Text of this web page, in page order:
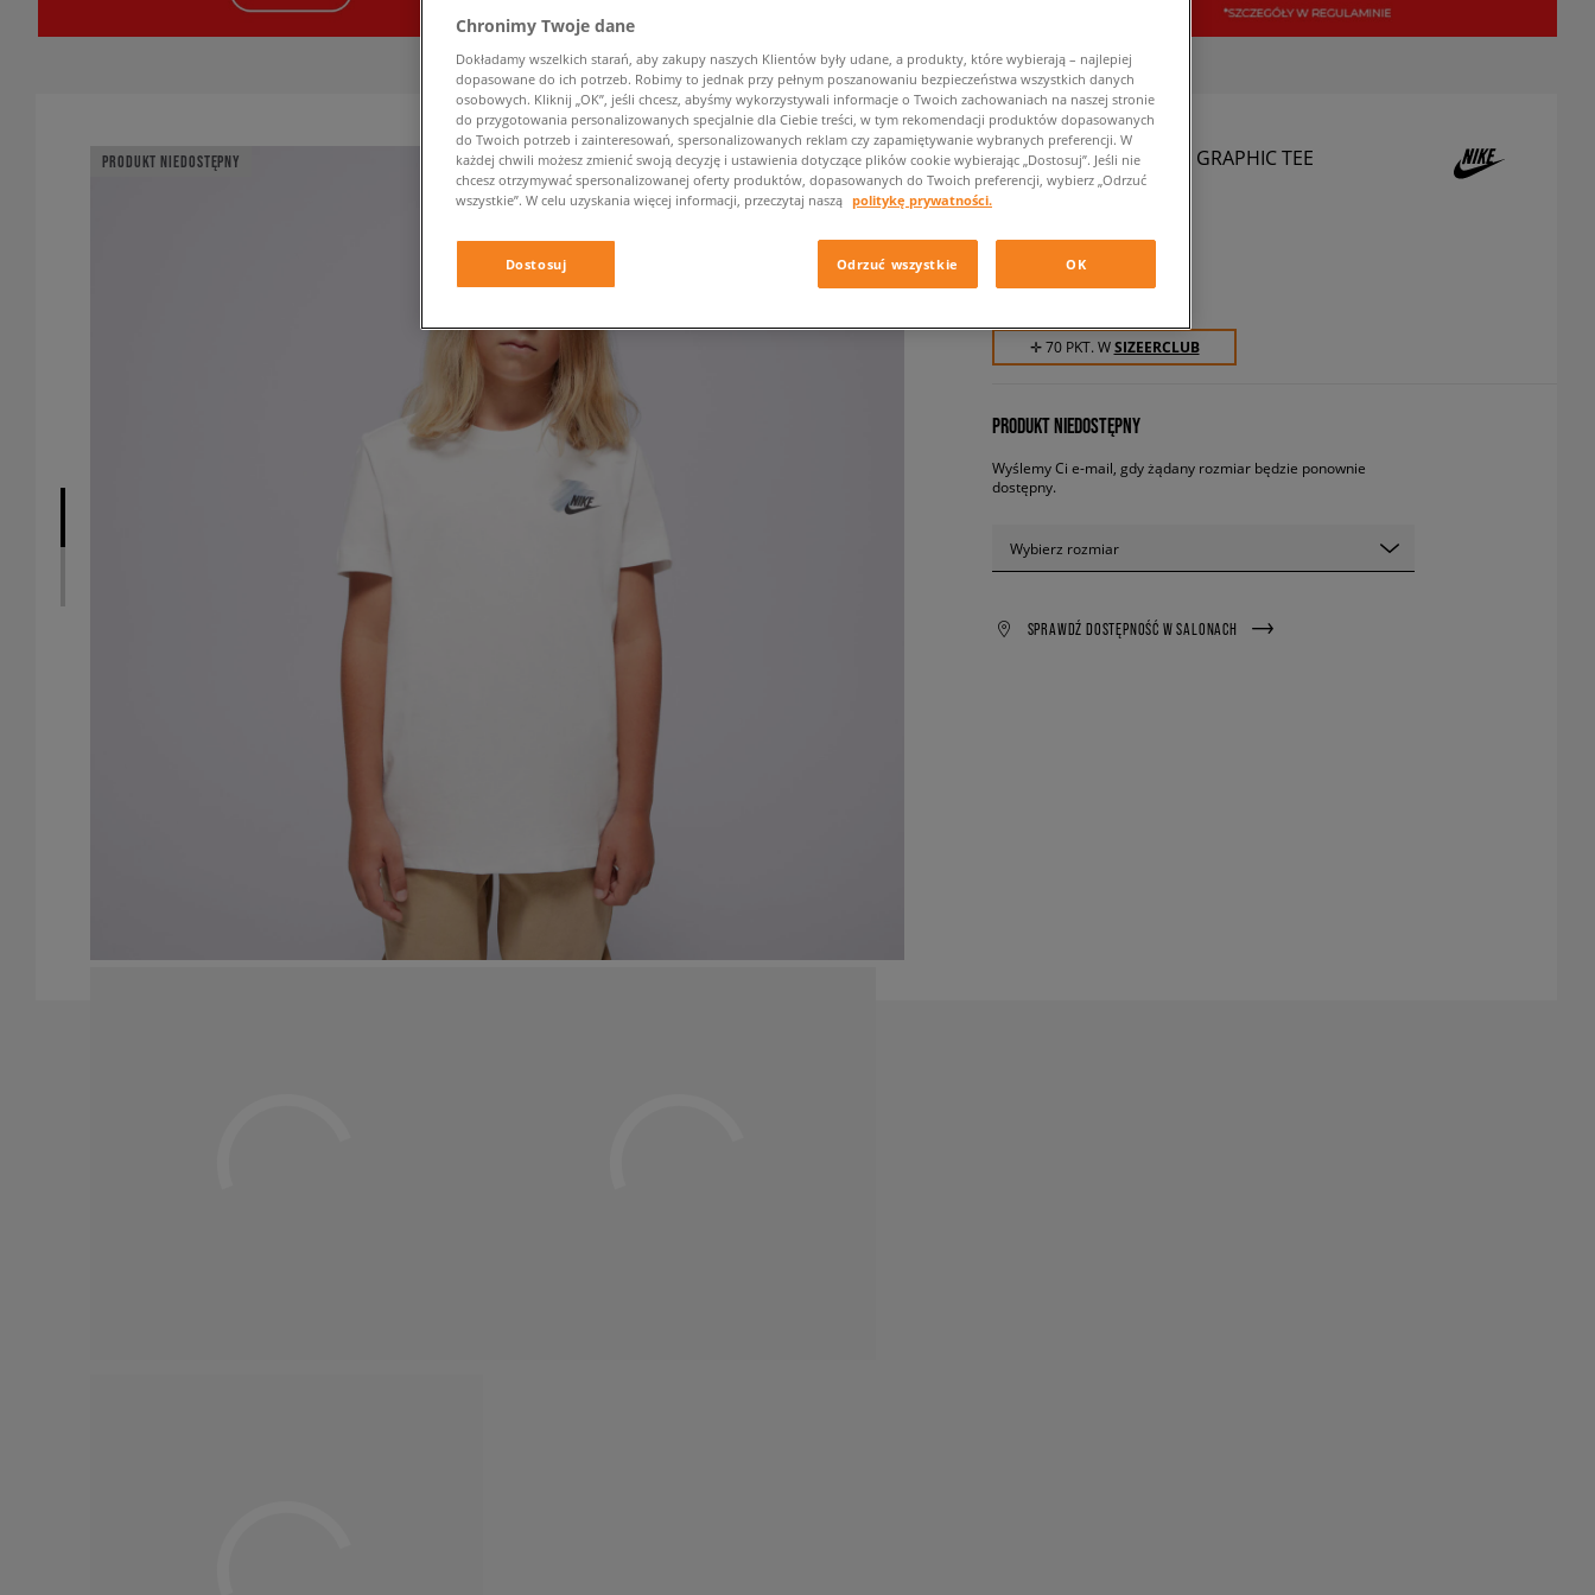
PRODUKT NIEDOSTĘPNY
NIKE T-SHIRT B NSW SI GRAPHIC TEE
BOY
69,99 zł
✛ 70 PKT. WSIZEERCLUB
PRODUKT NIEDOSTĘPNY
Wyślemy Ci e-mail, gdy żądany rozmiar będzie ponownie
dostępny.
Wybierz rozmiar
SPRAWDŹ DOSTĘPNOŚĆ W SALONACH
Chronimy Twoje dane
Dokładamy wszelkich starań, aby zakupy naszych Klientów były udane, a produkty, które wybierają – najlepiej
dopasowane do ich potrzeb. Robimy to jednak przy pełnym poszanowaniu bezpieczeństwa wszystkich danych
osobowych. Kliknij „OK”, jeśli chcesz, abyśmy wykorzystywali informacje o Twoich zachowaniach na naszej stronie
do przygotowania personalizowanych specjalnie dla Ciebie treści, w tym rekomendacji produktów dopasowanych
do Twoich potrzeb i zainteresowań, spersonalizowanych reklam czy zapamiętywanie wybranych preferencji. W
każdej chwili możesz zmienić swoją decyzję i ustawienia dotyczące plików cookie wybierając „Dostosuj”. Jeśli nie
chcesz otrzymywać spersonalizowanej oferty produktów, dopasowanych do Twoich preferencji, wybierz „Odrzuć
wszystkie”. W celu uzyskania więcej informacji, przeczytaj naszą politykę prywatności.
Dostosuj Odrzuć wszystkie OK